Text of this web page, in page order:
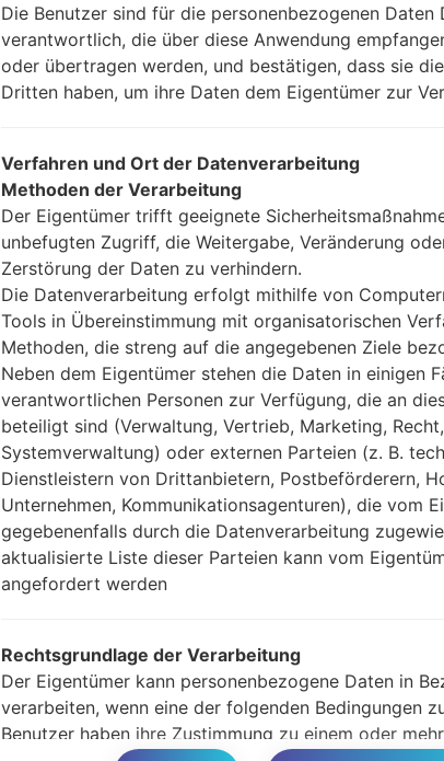
Sie
(wählen
AP:
CP:
Fügen
CSC_***,
Jetzt
Modus.
Halten
gedrückt.
Halten
Sie das
Halten
und
Halten
Dann
Zum
gestartet
Die Benutzer sind für die personenbezogenen Daten
verantwortlich, die über diese Anwendung
oder übertragen werden, und bestätigen, dass sie
Dritten haben, um ihre Daten dem Eigentümer zur
Verfahren und Ort der Datenverarbeitung
Methoden der Verarbeitung
Der Eigentümer trifft geeignete
unbefugten Zugriff, die Weitergabe, Veränderung
Zerstörung der Daten zu verhindern.
Die Datenverarbeitung erfolgt mithilfe von
Tools in Übereinstimmung mit organisatorischen
Methoden, die streng auf die angegebenen Ziele
Neben dem Eigentümer stehen die Daten in einigen
verantwortlichen Personen zur Verfügung, die an
beteiligt sind (Verwaltung, Vertrieb, Marketing, Recht,
Systemverwaltung) oder externen Parteien (z. B.
Dienstleistern von Drittanbietern, Postbeförderern,
Unternehmen, Kommunikationsagenturen), die vom
gegebenenfalls durch die Datenverarbeitung
aktualisierte Liste dieser Parteien kann vom
angefordert werden
Rechtsgrundlage der Verarbeitung
Der Eigentümer kann personenbezogene Daten in
verarbeiten, wenn eine der folgenden Bedingungen
Benutzer haben ihre Zustimmung zu einem oder